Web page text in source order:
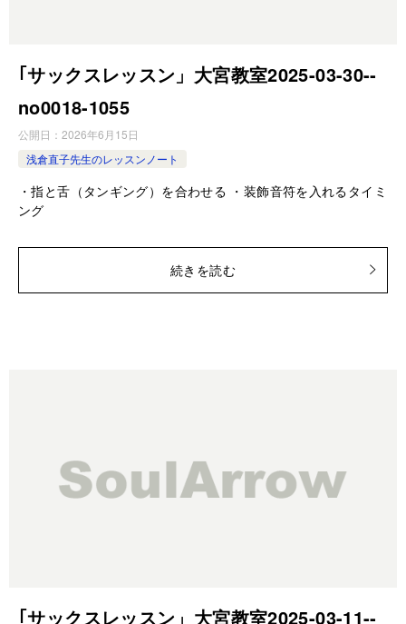
｢サックスレッスン」大宮教室2025-03-30-­
no0018-­1055
公開日： 2026年6月15日
浅倉直子先生のレッスンノート
・指と舌（タンギング）を合わせる ・装飾音符を入れるタイミ
ング
続きを読む
｢サックスレッスン」大宮教室2025-03-11-­